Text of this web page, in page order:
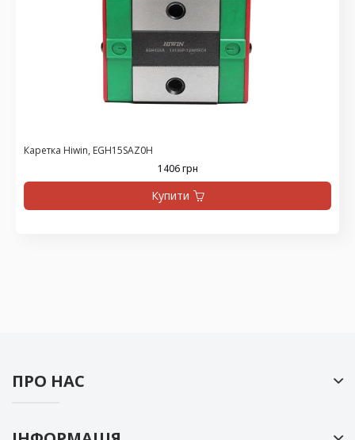
Каретка Hiwin, EGH15SAZ0H
1406 грн
Купити
ПРО НАС